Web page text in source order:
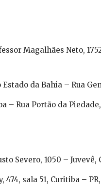
Magalhães Neto,
da Bahia – Rua
– Rua Portão da Piedade,
Severo, 1050 – Juvevê,
474, sala 51, Curitiba – PR,